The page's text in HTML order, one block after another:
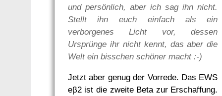
und persönlich, aber ich sag ihn nicht.
Stellt ihn euch einfach als ein
verborgenes Licht vor, dessen
Ursprünge ihr nicht kennt, das aber die
Welt ein bisschen schöner macht :-)
Jetzt aber genug der Vorrede. Das EWS
eβ2 ist die zweite Beta zur Erschaffung.